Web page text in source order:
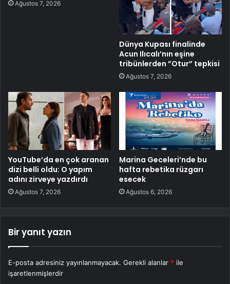
Ağustos 7, 2026
Dünya Kupası finalinde
Acun Ilıcalı’nın eşine
tribünlerden ”Otur” tepkisi
Ağustos 7, 2026
YouTube’da en çok aranan
dizi belli oldu: O yapım
adını zirveye yazdırdı
Ağustos 7, 2026
Marina Geceleri’nde bu
hafta rebetika rüzgarı
esecek
Ağustos 6, 2026
Bir yanıt yazın
E-posta adresiniz yayınlanmayacak. Gerekli alanlar * ile
işaretlenmişlerdir